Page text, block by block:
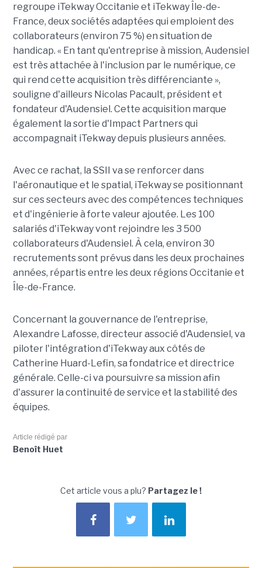
regroupe iTekway Occitanie et iTekway Île-de-
France, deux sociétés adaptées qui emploient des
collaborateurs (environ 75 %) en situation de
handicap. « En tant qu'entreprise à mission, Audensiel
est très attachée à l'inclusion par le numérique, ce
qui rend cette acquisition très différenciante »,
souligne d'ailleurs Nicolas Pacault, président et
fondateur d'Audensiel. Cette acquisition marque
également la sortie d'Impact Partners qui
accompagnait iTekway depuis plusieurs années.
Avec ce rachat, la SSII va se renforcer dans
l'aéronautique et le spatial, iTekway se positionnant
sur ces secteurs avec des compétences techniques
et d'ingénierie à forte valeur ajoutée. Les 100
salariés d'iTekway vont rejoindre les 3 500
collaborateurs d'Audensiel. À cela, environ 30
recrutements sont prévus dans les deux prochaines
années, répartis entre les deux régions Occitanie et
Île-de-France.
Concernant la gouvernance de l'entreprise,
Alexandre Lafosse, directeur associé d'Audensiel, va
piloter l'intégration d'iTekway aux côtés de
Catherine Huard-Lefin, sa fondatrice et directrice
générale. Celle-ci va poursuivre sa mission afin
d'assurer la continuité de service et la stabilité des
équipes.
Article rédigé par
Benoît Huet
Cet article vous a plu? Partagez le !